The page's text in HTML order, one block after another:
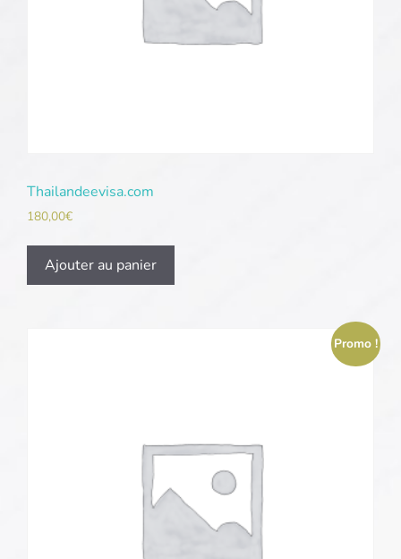
Thailandeevisa.com
180,00€
Ajouter au panier
Promo !